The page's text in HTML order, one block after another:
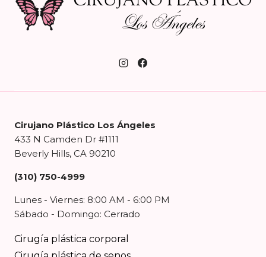
Cirujano Plástico Los Ángeles
433 N Camden Dr #1111
Beverly Hills, CA 90210
(310) 750-4999
Lunes - Viernes: 8:00 AM - 6:00 PM
Sábado - Domingo: Cerrado
Cirugía plástica corporal